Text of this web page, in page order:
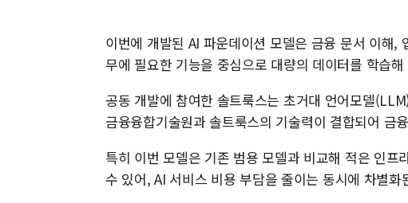
이번에 개발된 AI 파운데이션 모델은 금융 문서 이해
무에 필요한 기능을 중심으로 대량의 데이터를 학습
공동 개발에 참여한 솔트룩스는 초거대 언어모델
금융융합기술원과 솔트룩스의 기술력이 결합되어 금
특히 이번 모델은 기존 범용 모델과 비교해 적은 인
수 있어, AI 서비스 비용 부담을 줄이는 동시에 차별